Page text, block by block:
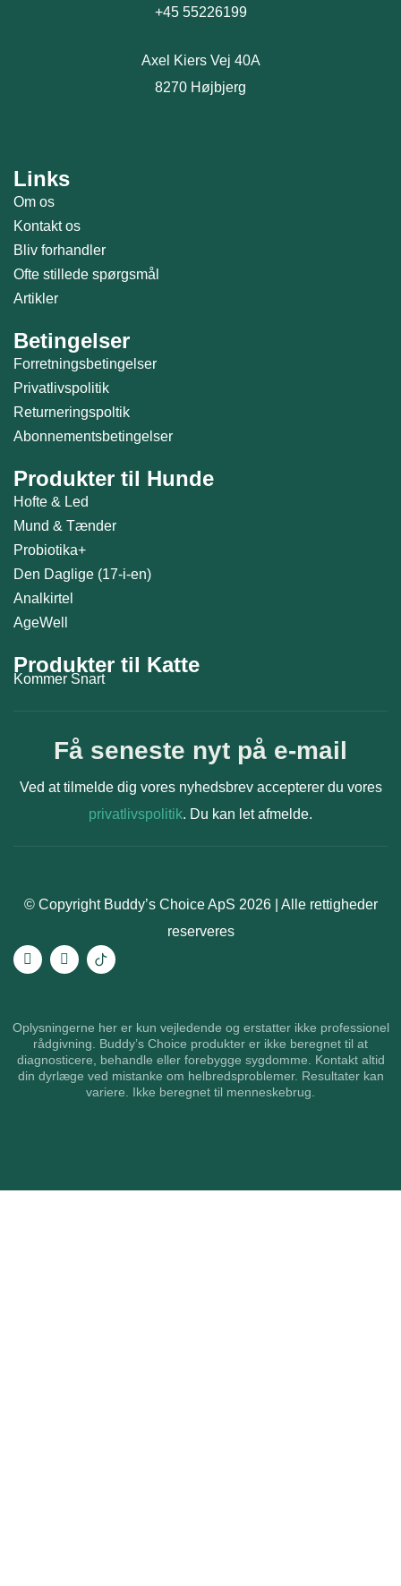
+45 55226199
Axel Kiers Vej 40A
8270 Højbjerg
Links
Om os
Kontakt os
Bliv forhandler
Ofte stillede spørgsmål
Artikler
Betingelser
Forretningsbetingelser
Privatlivspolitik
Returneringspoltik
Abonnementsbetingelser
Produkter til Hunde
Hofte & Led
Mund & Tænder
Probiotika+
Den Daglige (17-i-en)
Analkirtel
AgeWell
Produkter til Katte
Kommer Snart
Få seneste nyt på e-mail
Ved at tilmelde dig vores nyhedsbrev accepterer du vores
privatlivspolitik. Du kan let afmelde.
© Copyright Buddy’s Choice ApS 2026 | Alle rettigheder
reserveres
Oplysningerne her er kun vejledende og erstatter ikke professionel
rådgivning. Buddy’s Choice produkter er ikke beregnet til at
diagnosticere, behandle eller forebygge sygdomme. Kontakt altid
din dyrlæge ved mistanke om helbredsproblemer. Resultater kan
variere. Ikke beregnet til menneskebrug.